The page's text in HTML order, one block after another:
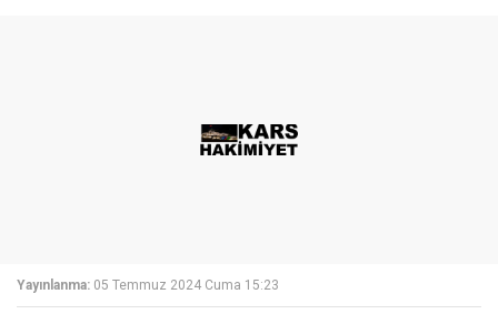
Yayınlanma: 05 Temmuz 2024 Cuma 15:23